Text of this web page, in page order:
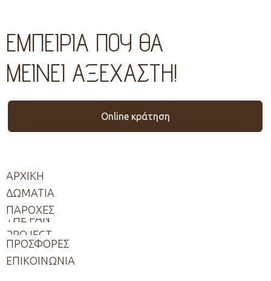
ΕΜΠΕΙΡIΑ ΠΟΥ ΘΑ
ΜΕIΝΕΙ ΑΞEΧΑΣΤΗ!
Online κράτηση
ΑΡΧΙΚΗ
ΔΩΜΑΤΙΑ
ΠΑΡΟΧΕΣ
THE PAN
PROJECT
ΠΡΟΣΦΟΡΕΣ
ΕΠΙΚΟΙΝΩΝΙΑ